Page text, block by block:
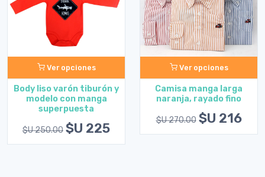
Ver opciones
Body liso varón tiburón y
modelo con manga
superpuesta
$U 250.00 $U 225
Ver opciones
Camisa manga larga
naranja, rayado fino
$U 270.00 $U 216